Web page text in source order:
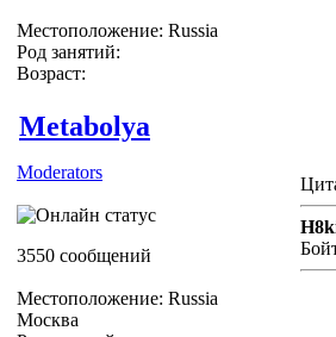
Местоположение: Russia
Род занятий:
Возраст:
Metabolya
Moderators
3550 сообщений
Местоположение: Russia
Москва